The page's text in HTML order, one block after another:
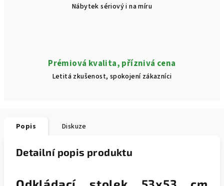
Nábytek sériový i na míru
Prémiová kvalita, příznivá cena
Letitá zkušenost, spokojení zákazníci
Popis Diskuze
Detailní popis produktu